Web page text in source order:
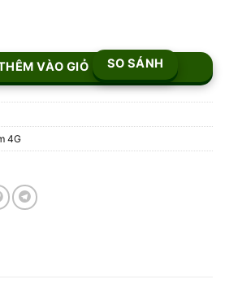
VÀO GIỎ SO SÁNH
4G